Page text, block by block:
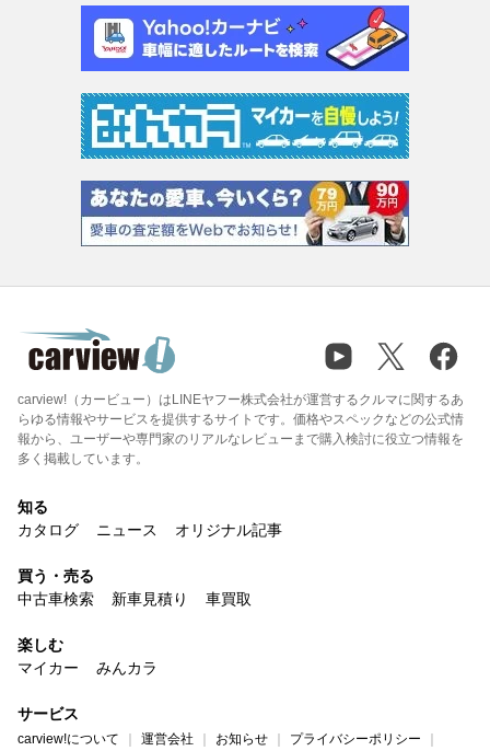
carview!（カービュー）はLINEヤフー株式会社が運営するクルマに関するあ
らゆる情報やサービスを提供するサイトです。価格やスペックなどの公式情
報から、ユーザーや専門家のリアルなレビューまで購入検討に役立つ情報を
多く掲載しています。
知る
カタログ
ニュース オリジナル記事
買う・売る
中古車検索
新車見積り 車買取
楽しむ
マイカー
みんカラ
サービス
carview!について 運営会社 お知らせ プライバシーポリシー